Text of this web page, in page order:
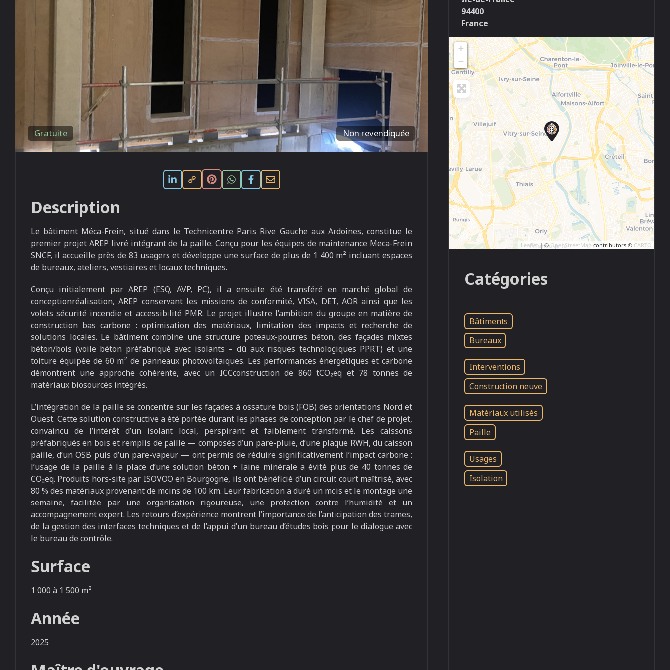
Non revendiquée
Gratuite
Description
Le bâtiment Méca-Frein, situé dans le Technicentre Paris Rive Gauche aux Ardoines, constitue le
premier projet AREP livré intégrant de la paille. Conçu pour les équipes de maintenance Meca-Frein
SNCF, il accueille près de 83 usagers et développe une surface de plus de 1 400 m² incluant espaces
de bureaux, ateliers, vestiaires et locaux techniques.
Conçu initialement par AREP (ESQ, AVP, PC), il a ensuite été transféré en marché global de
conceptionréalisation, AREP conservant les missions de conformité, VISA, DET, AOR ainsi que les
volets sécurité incendie et accessibilité PMR. Le projet illustre l’ambition du groupe en matière de
construction bas carbone : optimisation des matériaux, limitation des impacts et recherche de
solutions locales. Le bâtiment combine une structure poteaux-poutres béton, des façades mixtes
béton/bois (voile béton préfabriqué avec isolants – dû aux risques technologiques PPRT) et une
toiture équipée de 60 m² de panneaux photovoltaïques. Les performances énergétiques et carbone
démontrent une approche cohérente, avec un ICCconstruction de 860 tCO₂eq et 78 tonnes de
matériaux biosourcés intégrés.
L’intégration de la paille se concentre sur les façades à ossature bois (FOB) des orientations Nord et
Ouest. Cette solution constructive a été portée durant les phases de conception par le chef de projet,
convaincu de l’intérêt d’un isolant local, perspirant et faiblement transformé. Les caissons
préfabriqués en bois et remplis de paille — composés d’un pare-pluie, d’une plaque RWH, du caisson
paille, d’un OSB puis d’un pare-vapeur — ont permis de réduire significativement l’impact carbone :
l’usage de la paille à la place d’une solution béton + laine minérale a évité plus de 40 tonnes de
CO₂eq. Produits hors-site par ISOVOO en Bourgogne, ils ont bénéficié d’un circuit court maîtrisé, avec
80 % des matériaux provenant de moins de 100 km. Leur fabrication a duré un mois et le montage une
semaine, facilitée par une organisation rigoureuse, une protection contre l’humidité et un
accompagnement expert. Les retours d’expérience montrent l’importance de l’anticipation des trames,
de la gestion des interfaces techniques et de l’appui d’un bureau d’études bois pour le dialogue avec
le bureau de contrôle.
Surface
1 000 à 1 500 m²
Année
2025
94400
France
+
−
Leaflet| ©OpenStreetMap contributors © CARTO
Catégories
Bâtiments
Bureaux
Interventions
Construction neuve
Matériaux utilisés
Paille
Usages
Isolation